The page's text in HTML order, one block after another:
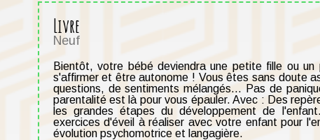
Livre
Neuf
Bientôt, votre bébé deviendra une petite fille ou
s'affirmer et être autonome ! Vous êtes sans doute
questions, de sentiments mélangés... Pas de
parentalité est là pour vous épauler. Avec : Des
les grandes étapes du développement de
exercices d'éveil à réaliser avec votre enfant pour
évolution psychomotrice et langagière.